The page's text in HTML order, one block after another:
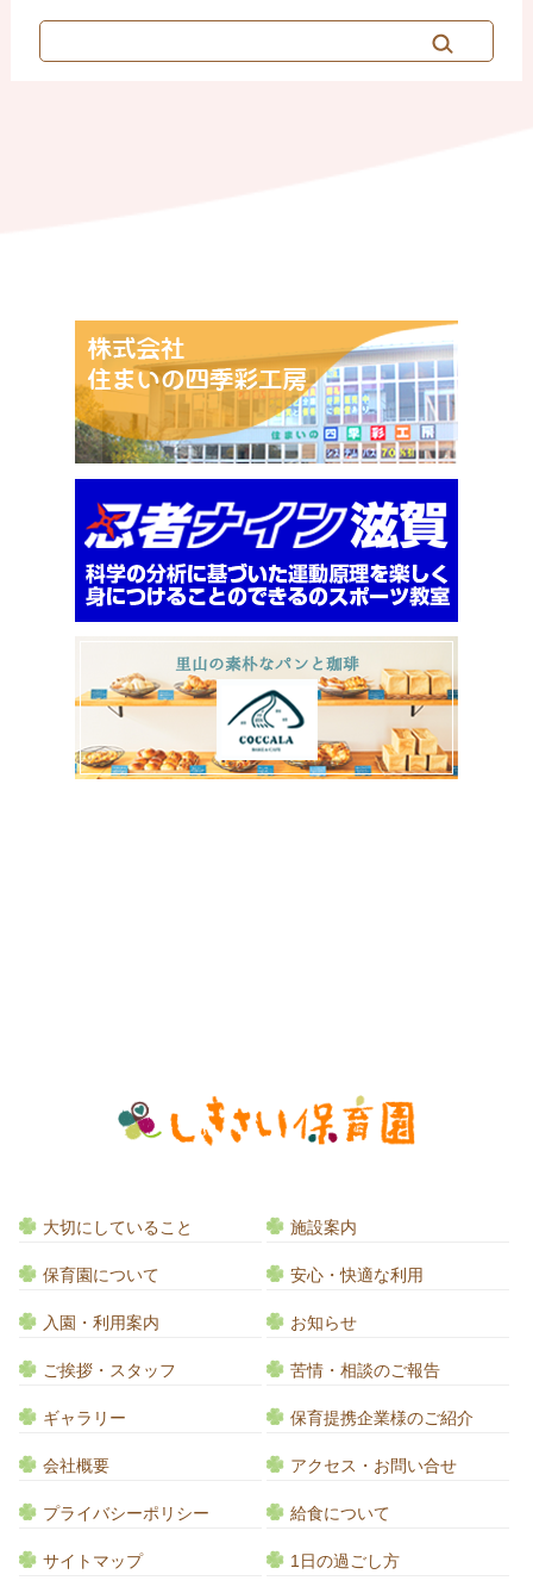
大切にしていること 施設案内
保育園について 安心・快適な利用
入園・利用案内 お知らせ
ご挨拶・スタッフ 苦情・相談のご報告
ギャラリー 保育提携企業様のご紹介
会社概要 アクセス・お問い合せ
プライバシーポリシー 給食について
サイトマップ 1日の過ごし方